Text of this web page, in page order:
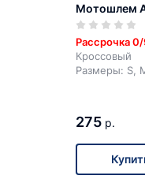
Мотошлем
Рассрочка
Кроссовый
Размеры: S,
275 р.